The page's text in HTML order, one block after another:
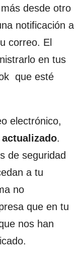
desde otro
notificación a
correo. El
en tus
que esté
electrónico,
.
de seguridad
a tu
no
que en tu
nos han